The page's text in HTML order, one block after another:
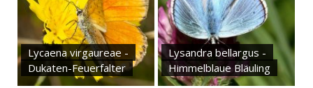
Lycaena virgaureae -
Dukaten-Feuerfalter
Lysandra bellargus -
Himmelblaue Bläuling